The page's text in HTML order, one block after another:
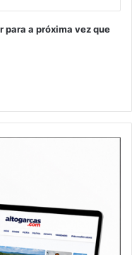
para a próxima vez que